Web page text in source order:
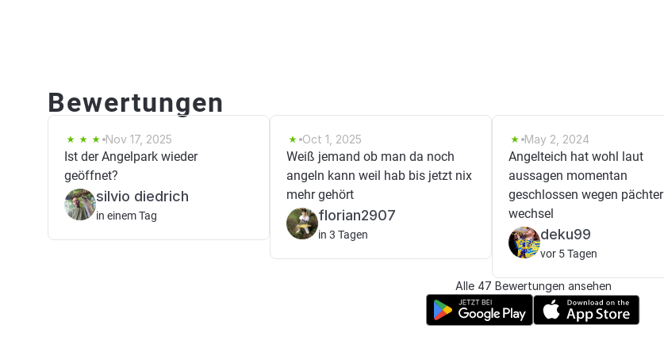
Bewertungen
Nov 17, 2025
Ist der Angelpark wieder
geöffnet?
silvio diedrich
in einem Tag
Oct 1, 2025
Weiß jemand ob man da noch
angeln kann weil hab bis jetzt nix
mehr gehört
florian2907
in 3 Tagen
May 2, 2024
Angelteich hat wohl laut
aussagen momentan
geschlossen wegen pächter
wechsel
deku99
vor 5 Tagen
Alle 47 Bewertungen ansehen